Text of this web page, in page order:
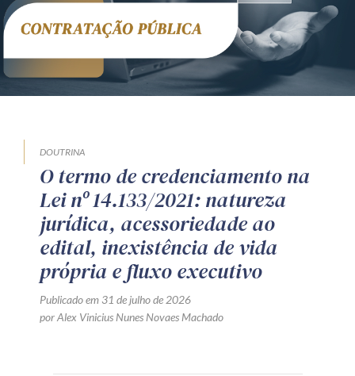
DOUTRINA
O termo de credenciamento na
Lei nº 14.133/2021: natureza
jurídica, acessoriedade ao
edital, inexistência de vida
própria e fluxo executivo
Publicado em 31 de julho de 2026
por Alex Vinicius Nunes Novaes Machado